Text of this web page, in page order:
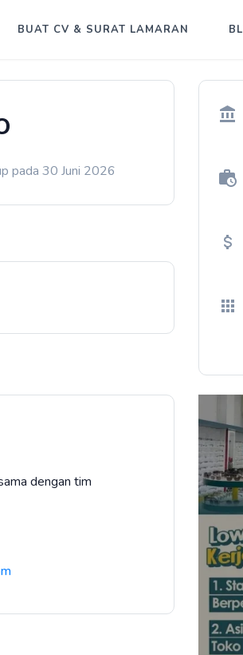
BUAT CV & SURAT LAMARAN
pada 30 Juni 2026
dengan tim